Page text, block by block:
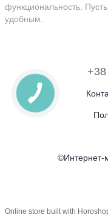
функциональность.
удобным.
©Интернет-
Online store built with